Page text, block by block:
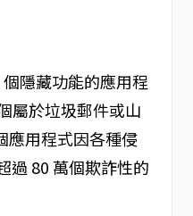
隱藏功能的應用程
屬於垃圾郵件或山
應用程式因各種侵
過 80 萬個欺詐性的